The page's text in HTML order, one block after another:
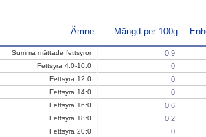
Ämne Mängd per 100g
Summa mättade fettsyror 0.9
Fettsyra 4:0-10:0 0
Fettsyra 12:0 0
Fettsyra 14:0 0
Fettsyra 16:0 0.6
Fettsyra 18:0 0.2
Fettsyra 20:0 0